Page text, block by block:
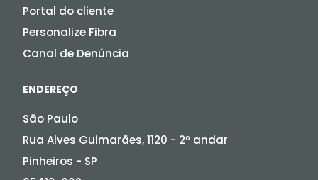
Portal do cliente
Personalize Fibra
Canal de Denúncia
ENDEREÇO
São Paulo
Rua Alves Guimarães, 1120 - 2º andar
Pinheiros - SP